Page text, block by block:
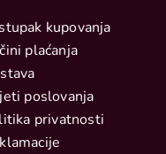
kupovanja
plaćanja
poslovanja
privatnosti